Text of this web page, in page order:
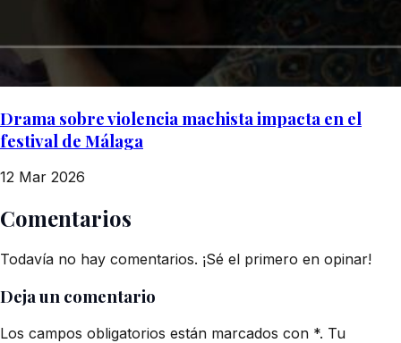
Drama sobre violencia machista impacta en el
festival de Málaga
12 Mar 2026
Comentarios
Todavía no hay comentarios. ¡Sé el primero en opinar!
Deja un comentario
Los campos obligatorios están marcados con *. Tu